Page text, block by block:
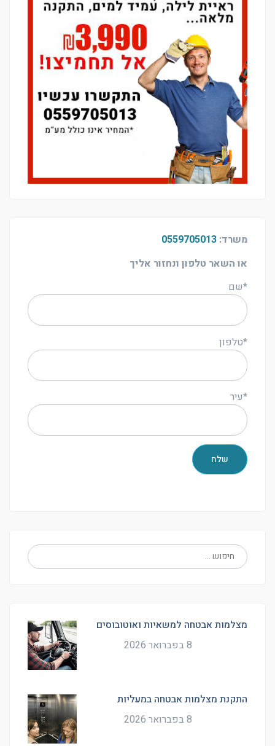
משרד: 0559705013
או השאר טלפון ונחזור אליך
*שם
*טלפון
*עיר
מצלמות אבטחה למשאיות ואוטובוסים
8 בפברואר 2026
התקנת מצלמות אבטחה במעליות
8 בפברואר 2026